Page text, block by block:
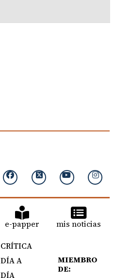
e-papper mis noticias
CRÍTICA
DÍA A
DÍA
MIEMBRO
DE: